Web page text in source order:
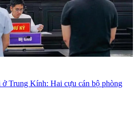
Trung Kính: Hai cựu cán bộ phòng